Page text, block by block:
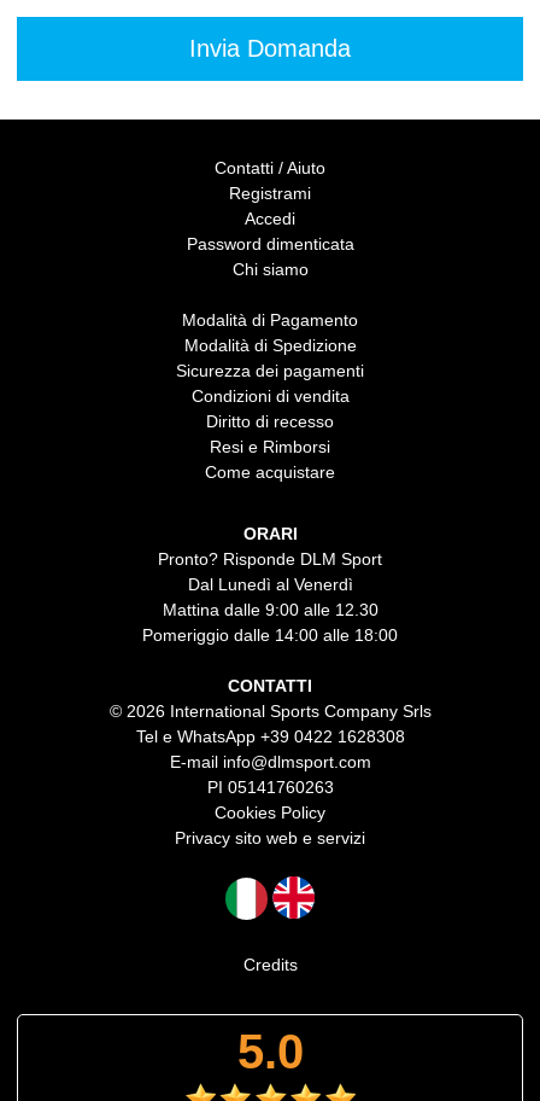
Contatti / Aiuto
Registrami
Accedi
Password dimenticata
Chi siamo
Modalità di Pagamento
Modalità di Spedizione
Sicurezza dei pagamenti
Condizioni di vendita
Diritto di recesso
Resi e Rimborsi
Come acquistare
ORARI
Pronto? Risponde DLM Sport
Dal Lunedì al Venerdì
Mattina dalle 9:00 alle 12.30
Pomeriggio dalle 14:00 alle 18:00
CONTATTI
© 2026 International Sports Company Srls
Tel e WhatsApp +39 0422 1628308
E-mail info@dlmsport.com
PI 05141760263
Cookies Policy
Privacy sito web e servizi
Credits
5.0